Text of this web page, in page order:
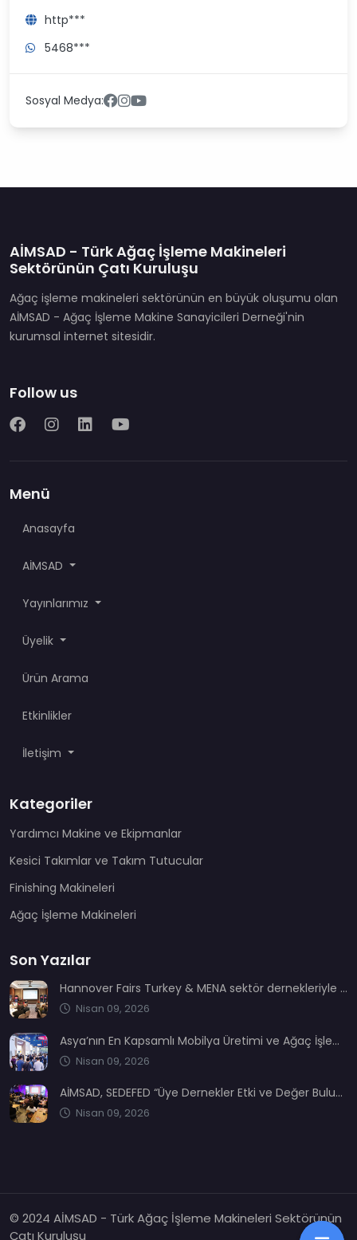
http***
5468***
Sosyal Medya:
AİMSAD - Türk Ağaç İşleme Makineleri
Sektörünün Çatı Kuruluşu
Ağaç işleme makineleri sektörünün en büyük oluşumu olan
AİMSAD - Ağaç İşleme Makine Sanayicileri Derneği'nin
kurumsal internet sitesidir.
Follow us
Menü
Anasayfa
AİMSAD
Yayınlarımız
Üyelik
Ürün Arama
Etkinlikler
İletişim
Kategoriler
Yardımcı Makine ve Ekipmanlar
Kesici Takımlar ve Takım Tutucular
Finishing Makineleri
Ağaç İşleme Makineleri
Son Yazılar
Hannover Fairs Turkey & MENA sektör dernekleriyle bir araya geldi
Nisan 09, 2026
Asya’nın En Kapsamlı Mobilya Üretimi ve Ağaç İşleme Fuarı: CIFM / Interzum Guangzhou
Nisan 09, 2026
AİMSAD, SEDEFED “Üye Dernekler Etki ve Değer Buluşması’nda” yerini aldı
Nisan 09, 2026
© 2024 AİMSAD - Türk Ağaç İşleme Makineleri Sektörünün
Çatı Kuruluşu